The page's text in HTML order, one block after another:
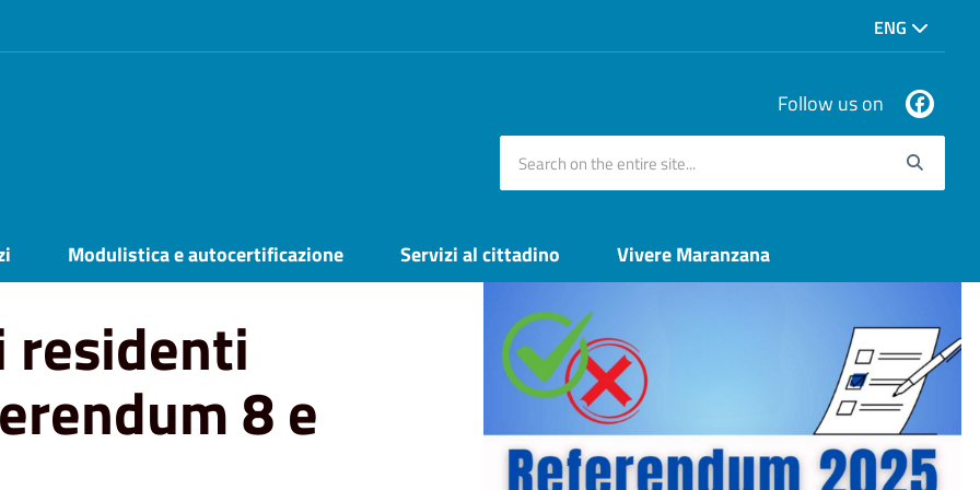
ENG
Follow us on
Modulistica e autocertificazione Servizi al cittadino Vivere Maranzana
per i referendum 8 e 9 giugno
8 e